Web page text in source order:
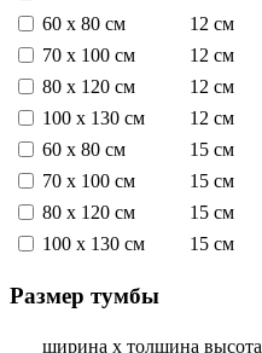
60 х 80 см
12 см
70 х 100 см
12 см
80 х 120 см
12 см
100 х 130 см
12 см
60 х 80 см
15 см
70 х 100 см
15 см
80 х 120 см
15 см
100 х 130 см
15 см
Размер тумбы
ширина х толщина высота